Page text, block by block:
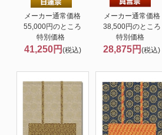
メーカー通常価格
55,000円のところ
特別価格
41,250円 (税込)
メーカー通常価格
38,500円のところ
特別価格
28,875円(税込)